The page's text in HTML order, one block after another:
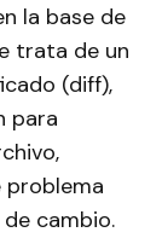
la base de
trata de un
(diff),
para
problema
cambio.